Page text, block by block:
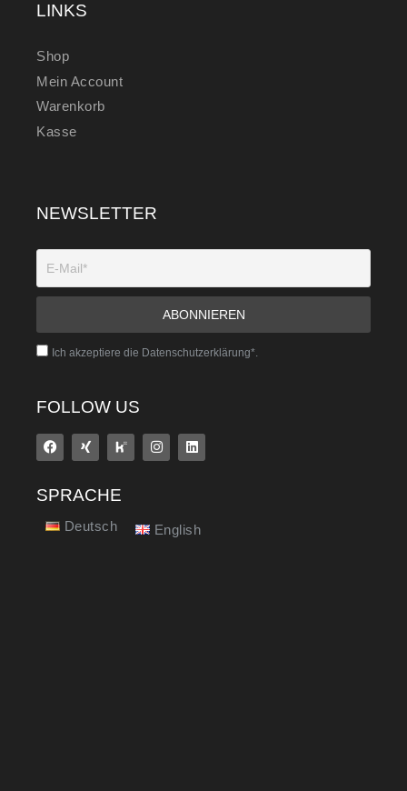
LINKS
Shop
Mein Account
Warenkorb
Kasse
NEWSLETTER
Ich akzeptiere die Datenschutzerklärung*.
FOLLOW US
SPRACHE
Deutsch English